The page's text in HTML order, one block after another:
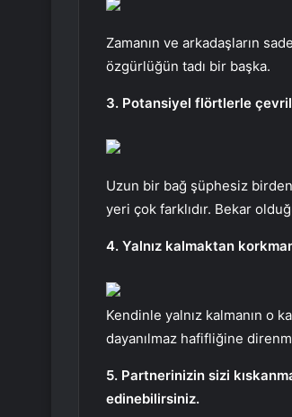
Zamanın ve arkadaşların
özgürlüğün tadı bir başka.
3. Potansiyel flörtlerle
Uzun bir bağ şüphesiz
yeri çok farklıdır. Bekar
4. Yalnız kalmaktan
Kendinle yalnız kalmanın o
dayanılmaz hafifliğine
5. Partnerinizin sizi
edinebilirsiniz.